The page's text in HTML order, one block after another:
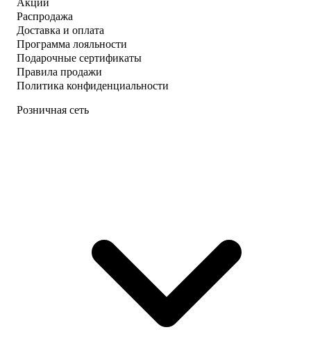
Акции
Распродажа
Доставка и оплата
Программа лояльности
Подарочные сертификаты
Правила продажи
Политика конфиденциальности
Розничная сеть